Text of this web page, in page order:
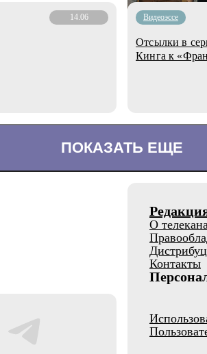
14.06 Видеоэссе
Отсылки в
Кинга к
ПОКАЗАТЬ ЕЩЕ
О
Контакты